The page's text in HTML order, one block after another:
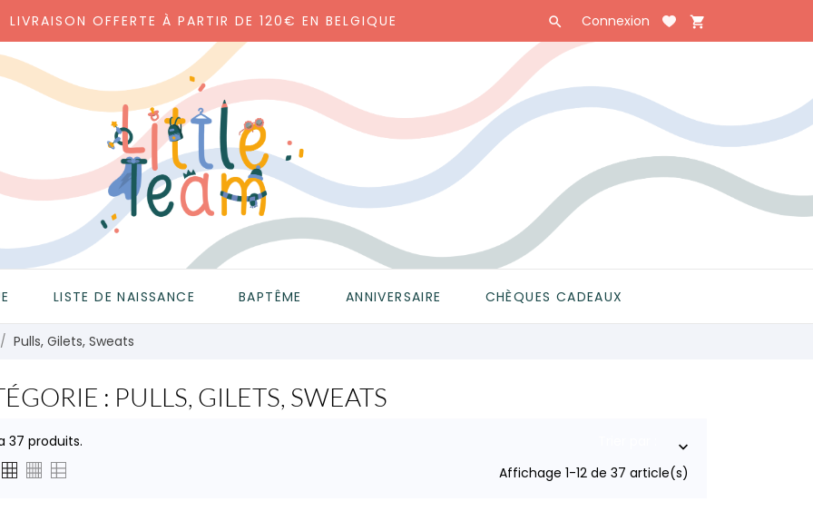
LIVRAISON OFFERTE À PARTIR DE 120€ EN BELGIQUE  Connexion shopping_cart
LISTE DE NAISSANCE BAPTÊME ANNIVERSAIRE CHÈQUES CADEAUX
Pulls, Gilets, Sweats
: PULLS, GILETS, SWEATS
37 produits.

Affichage 1-12 de 37 article(s)